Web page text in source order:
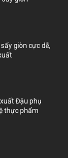
giòn cực dễ,
Đậu phụ
thực phẩm